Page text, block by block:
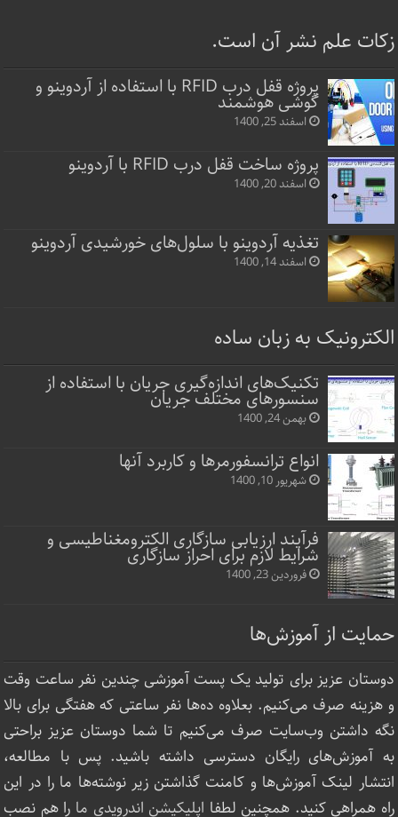
زکات علم نشر آن است.
پروژه قفل‌ درب RFID با استفاده از آردوینو و
گوشی هوشمند
اسفند 25, 1400
پروژه ساخت قفل‌ درب RFID با آردوینو
اسفند 20, 1400
تغذیه آردوینو با سلول‌های خورشیدی آردوینو
اسفند 14, 1400
الکترونیک به زبان ساده
تکنیک‌های اندازه‌گیری جریان با استفاده از
سنسورهای مختلف جریان
بهمن 24, 1400
انواع ترانسفورمرها و کاربرد آنها
شهریور 10, 1400
فرآیند ارزیابی سازگاری الکترومغناطیسی و
شرایط لازم برای احراز سازگاری
فروردین 23, 1400
حمایت از آموزش‌ها
دوستان عزیز برای تولید یک پست آموزشی چندین نفر ساعت‌ وقت
و هزینه صرف می‌کنیم. بعلاوه ده‌ها نفر ساعتی که هفتگی برای بالا
نگه داشتن وب‌سایت صرف ‌می‌کنیم تا شما دوستان عزیز براحتی
به آموزش‌های رایگان دسترسی داشته باشید. پس با مطالعه،
انتشار لینک‌ آموزش‌ها و کامنت گذاشتن زیر نوشته‌‌ها ما را در این
راه همراهی کنید. همچنین لطفا اپلیکیشن اندرویدی ما را هم نصب